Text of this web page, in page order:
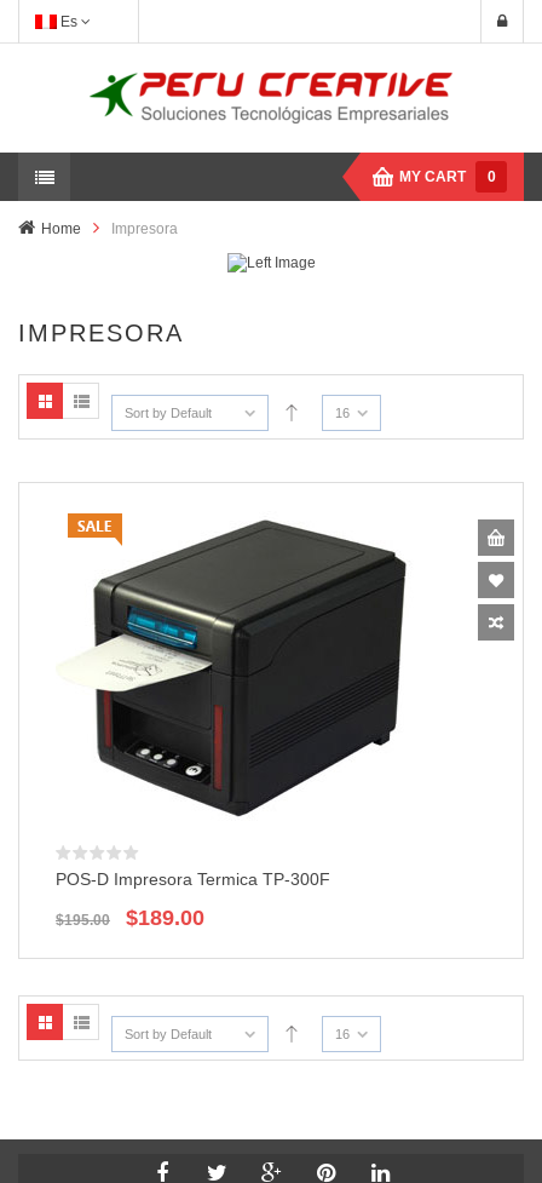
Es
MY CART 0
Home Impresora
IMPRESORA
Sort by Default 16
POS-D Impresora Termica TP-300F
$195.00
El
precio
$195.00.
$189.00El
$189.00.
Sort by Default 16